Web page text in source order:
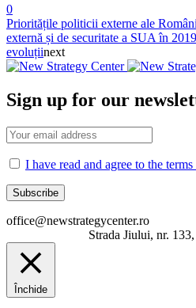
0
Prioritățile politicii externe ale
externă și de securitate a SUA în
evoluțiinext
Sign up for our
I have read and agree to the
Strada Jiului, nr. 133, et. 1,
Închide